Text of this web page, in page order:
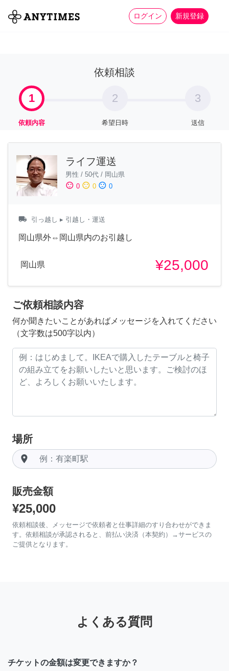
ログイン 新規登録
全て 家事 more_horiz
依頼相談
1
依頼内容
2
希望日時
3
送信
ライフ運送
男性 / 50代 / 岡山県
sentiment_satisfied 0 sentiment_neutral 0 sentiment_dissatisfied 0
local_shipping 引っ越し ▸ 引越し・運送
岡山県外⇔岡山県内のお引越し
岡山県 ¥25,000
ご依頼相談内容
何か聞きたいことがあればメッセージを入れてください
（文字数は500字以内）
場所
room
販売金額
¥25,000
依頼相談後、メッセージで依頼者と仕事詳細のすり合わせができま
す。依頼相談が承認されると、前払い決済（本契約）→サービスの
ご提供となります。
よくある質問
チケットの金額は変更できますか？